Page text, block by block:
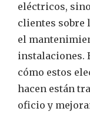
eléctricos,
clientes sobre
el
instalaciones.
cómo estos
hacen están
oficio y